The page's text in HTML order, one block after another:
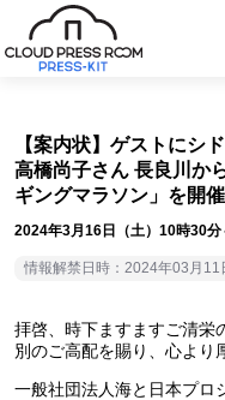
【案内状】ゲストにシ
高橋尚子さん 長良川か
ギングマラソン」を開催
2024年3月16日（土）10時30
情報解禁日時：2024年03月11
拝啓、時下ますますご清栄
別のご高配を賜り、心より
一般社団法人海と日本プロ